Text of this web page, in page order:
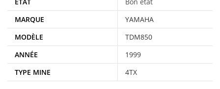
MARQUE
YAMAHA
MODÈLE
TDM850
ANNÉE
1999
TYPE MINE
4TX